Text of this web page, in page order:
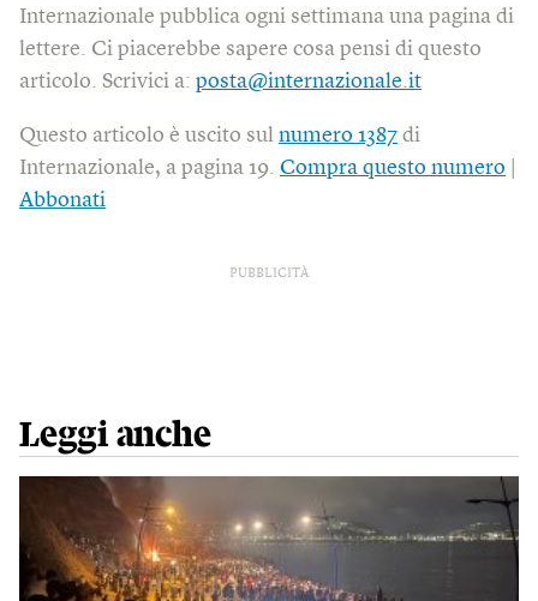
Internazionale pubblica ogni settimana una pagina di
lettere. Ci piacerebbe sapere cosa pensi di questo
articolo. Scrivici a: posta@internazionale.it
Questo articolo è uscito sul numero 1387 di
Internazionale, a pagina 19. Compra questo numero
Abbonati
PUBBLICITÀ
Leggi anche